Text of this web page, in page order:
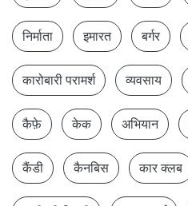
निर्माता इमारत बर्गर
कारोबारी परामर्श व्यवसाय
कैफ़े केक अभियान
कैंडी कैनबिस कार क्लब